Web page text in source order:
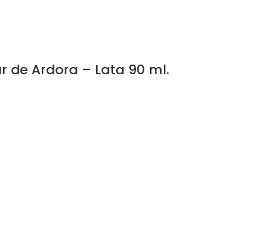
de Ardora – Lata 90 ml.